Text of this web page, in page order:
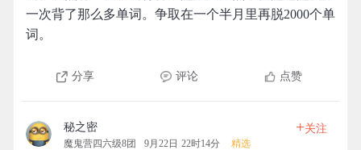
一次背了那么多单词。争取在一个半月里再脱2000个单
词。
分享 评论 点赞
秘之密
魔鬼营四六级8团 9月22日 22时14分 精选
+关注